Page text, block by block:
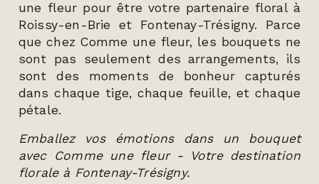
une fleur pour être votre partenaire floral à
Roissy-en-Brie et Fontenay-Trésigny. Parce
que chez Comme une fleur, les bouquets ne
sont pas seulement des arrangements, ils
sont des moments de bonheur capturés
dans chaque tige, chaque feuille, et chaque
pétale.
Emballez vos émotions dans un bouquet
avec Comme une fleur - Votre destination
florale à Fontenay-Trésigny.